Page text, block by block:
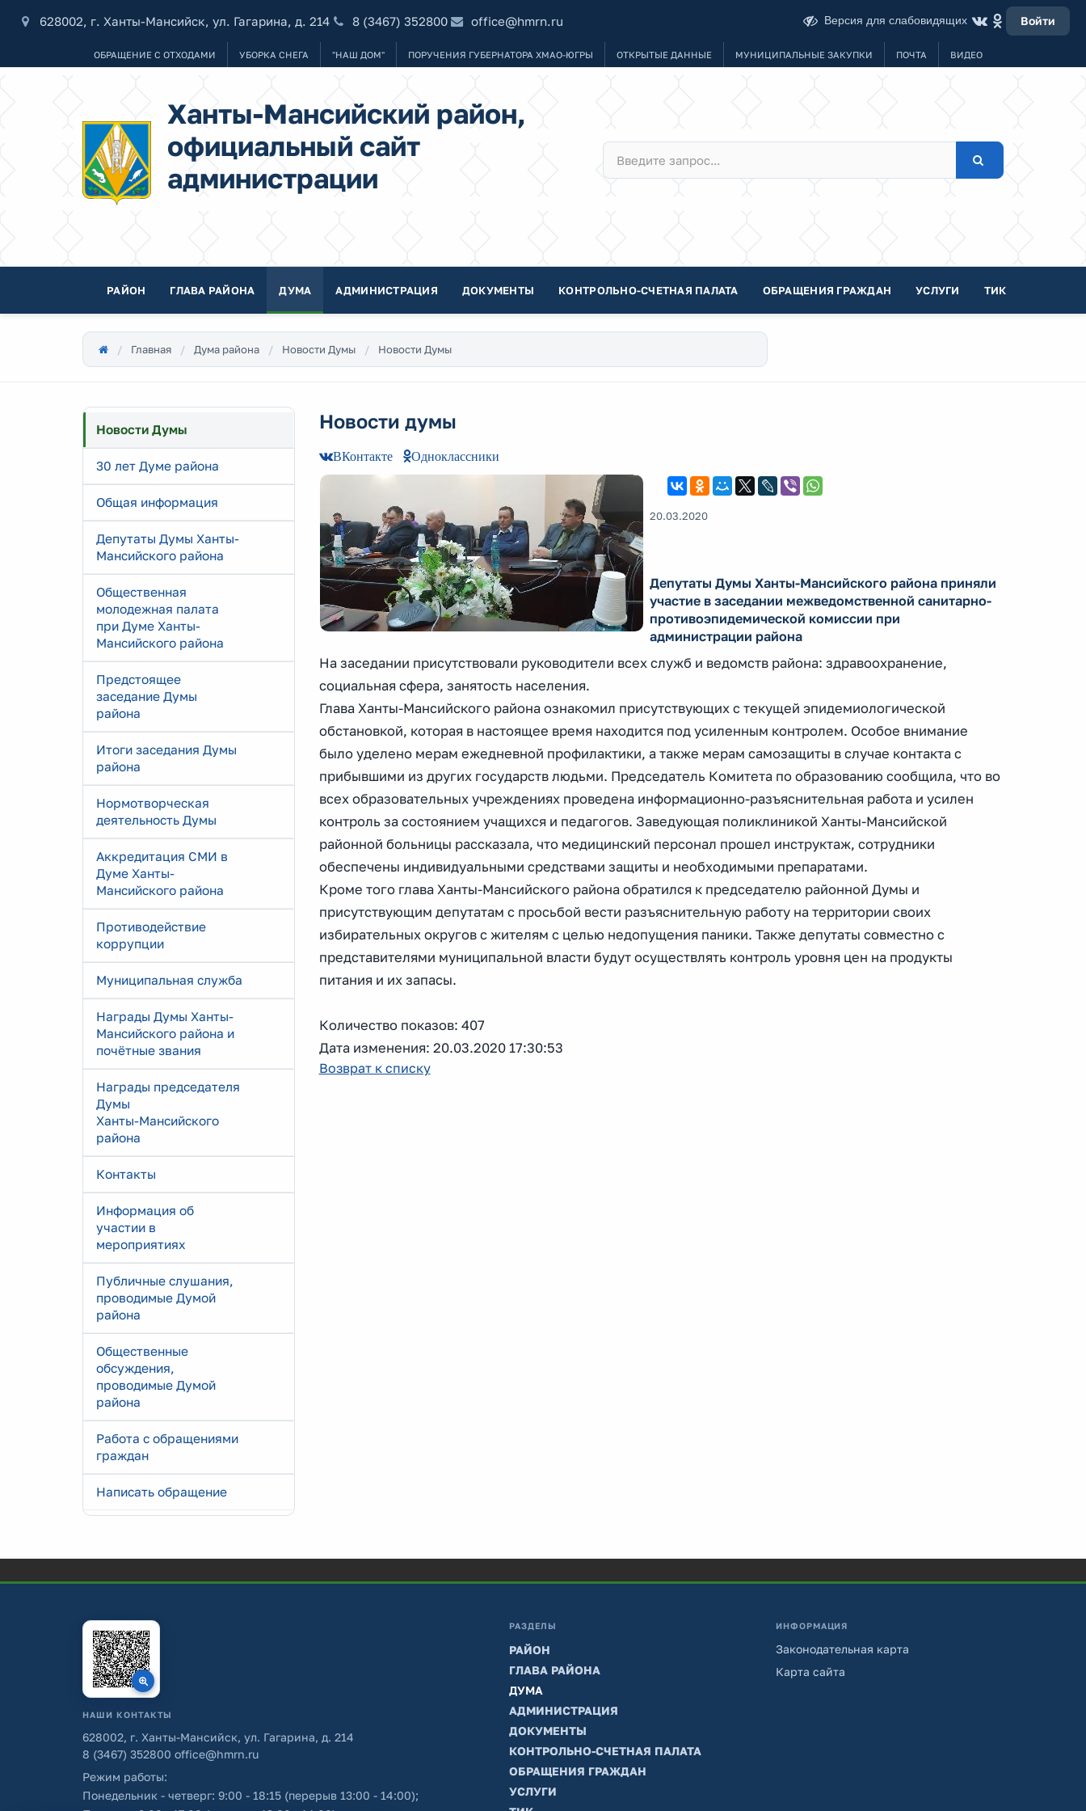
628002, г. Ханты-Мансийск, ул. Гагарина, д. 214 8 (3467) 352800 office@hmrn.ru Версия для слабовидящих Войти
ОБРАЩЕНИЕ С ОТХОДАМИ УБОРКА СНЕГА "НАШ ДОМ" ПОРУЧЕНИЯ ГУБЕРНАТОРА ХМАО-ЮГРЫ ОТКРЫТЫЕ ДАННЫЕ МУНИЦИПАЛЬНЫЕ ЗАКУПКИ ПОЧТА ВИДЕО
Ханты-Мансийский район,
официальный сайт
администрации
РАЙОН ГЛАВА РАЙОНА ДУМА АДМИНИСТРАЦИЯ ДОКУМЕНТЫ КОНТРОЛЬНО-СЧЕТНАЯ ПАЛАТА ОБРАЩЕНИЯ ГРАЖДАН УСЛУГИ ТИК
Главная Дума района Новости Думы Новости Думы
Новости Думы
30 лет Думе района
Общая информация
Депутаты Думы Ханты-
Мансийского района
Общественная
молодежная палата
при Думе Ханты-
Мансийского района
Предстоящее
заседание Думы
района
Итоги заседания Думы
района
Нормотворческая
деятельность Думы
Аккредитация СМИ в
Думе Ханты-
Мансийского района
Противодействие
коррупции
Муниципальная служба
Награды Думы Ханты-
Мансийского района и
почётные звания
Награды председателя
Думы
Ханты-Мансийского
района
Контакты
Информация об
участии в
мероприятиях
Публичные слушания,
проводимые Думой
района
Общественные
обсуждения,
проводимые Думой
района
Работа с обращениями
граждан
Написать обращение
Новости думы
ВКонтакте Одноклассники
20.03.2020
Депутаты Думы Ханты-Мансийского района приняли
участие в заседании межведомственной санитарно-
противоэпидемической комиссии при
администрации района
На заседании присутствовали руководители всех служб и ведомств района: здравоохранение,
социальная сфера, занятость населения.
Глава Ханты-Мансийского района ознакомил присутствующих с текущей эпидемиологической
обстановкой, которая в настоящее время находится под усиленным контролем. Особое внимание
было уделено мерам ежедневной профилактики, а также мерам самозащиты в случае контакта с
прибывшими из других государств людьми. Председатель Комитета по образованию сообщила, что во
всех образовательных учреждениях проведена информационно-разъяснительная работа и усилен
контроль за состоянием учащихся и педагогов. Заведующая поликлиникой Ханты-Мансийской
районной больницы рассказала, что медицинский персонал прошел инструктаж, сотрудники
обеспечены индивидуальными средствами защиты и необходимыми препаратами.
Кроме того глава Ханты-Мансийского района обратился к председателю районной Думы и
присутствующим депутатам с просьбой вести разъяснительную работу на территории своих
избирательных округов с жителям с целью недопущения паники. Также депутаты совместно с
представителями муниципальной власти будут осуществлять контроль уровня цен на продукты
питания и их запасы.
Количество показов: 407
Дата изменения: 20.03.2020 17:30:53
Возврат к списку
НАШИ КОНТАКТЫ
628002, г. Ханты-Мансийск, ул. Гагарина, д. 214
8 (3467) 352800 office@hmrn.ru
Режим работы:
Понедельник - четверг: 9:00 - 18:15 (перерыв 13:00 - 14:00);
РАЗДЕЛЫ
РАЙОН
ГЛАВА РАЙОНА
ДУМА
АДМИНИСТРАЦИЯ
ДОКУМЕНТЫ
КОНТРОЛЬНО-СЧЕТНАЯ ПАЛАТА
ОБРАЩЕНИЯ ГРАЖДАН
УСЛУГИ
ИНФОРМАЦИЯ
Законодательная карта
Карта сайта